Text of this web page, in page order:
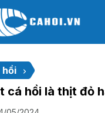
hồi
cá hồi là thịt đỏ